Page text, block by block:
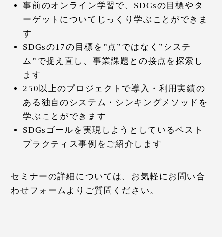
事前のオンライン学習で、SDGsの目標やタ
ーゲットについてじっくり学ぶことができま
す
SDGsの17の目標を”点”ではなく”システ
ム”で捉え直し、事業課題との接点を探索し
ます
250以上のプロジェクトで導入・利用実績の
ある独自のシステム・シンキングメソッドを
学ぶことができます
SDGsゴールを実現しようとしているベスト
プラクティス事例をご紹介します
セミナーの詳細については、お気軽にお問い合
わせフォームよりご質問ください。